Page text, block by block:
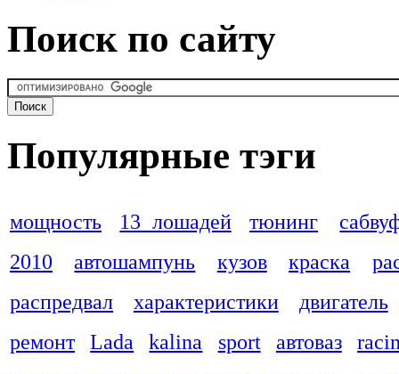
Поиск по сайту
Популярные тэги
мощность 13 лошадей тюнинг
2010
автошампунь кузов краска
распредвал
характеристики
двигатель
ремонт
Lada kalina sport автоваз